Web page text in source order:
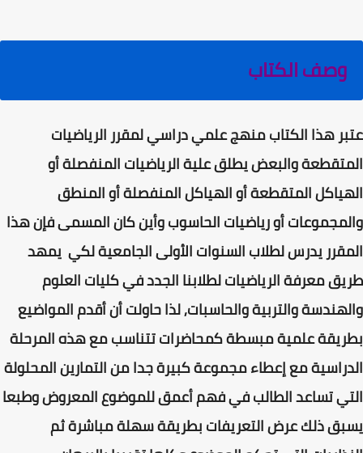
وصف الكتاب
عتبر هذا الكتاب منهج علمي دراسي لمقرر الرياضيات
المتقطعة والبعض يطلق علية الرياضيات المنفصلة أو
الهياكل المتقطعة أو الهياكل المنفصلة أو المنطق
والمجموعات أو رياضيات الحاسوب وأين كان المسمى فإن هذا
المقرر يدرس لطلاب السنوات الأولى الجامعية لكي يمهد
طريق معرفة الرياضيات لطلابنا الجدد في كليات العلوم
والهندسة والتربية والحاسبات, لذا حاولت أن أقدم المواضيع
بطريقة علمية مبسطة كمحاضرات تتناسب مع هذه المرحلة
الدراسية مع إعطاء مجموعة كبيرة جدا من التمارين المحلولة
التي تساعد الطالب في فهم أعمق للموضوع المعروض وطبعا
يسبق ذلك عرض التعريفات بطريقة سهلة مباشرة ثم